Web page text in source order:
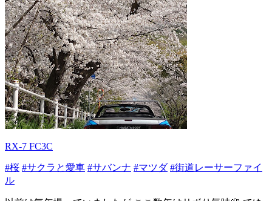
RX-7 FC3C
#桜 #サクラと愛車 #サバンナ #マツダ #街道レーサーファイ
ル